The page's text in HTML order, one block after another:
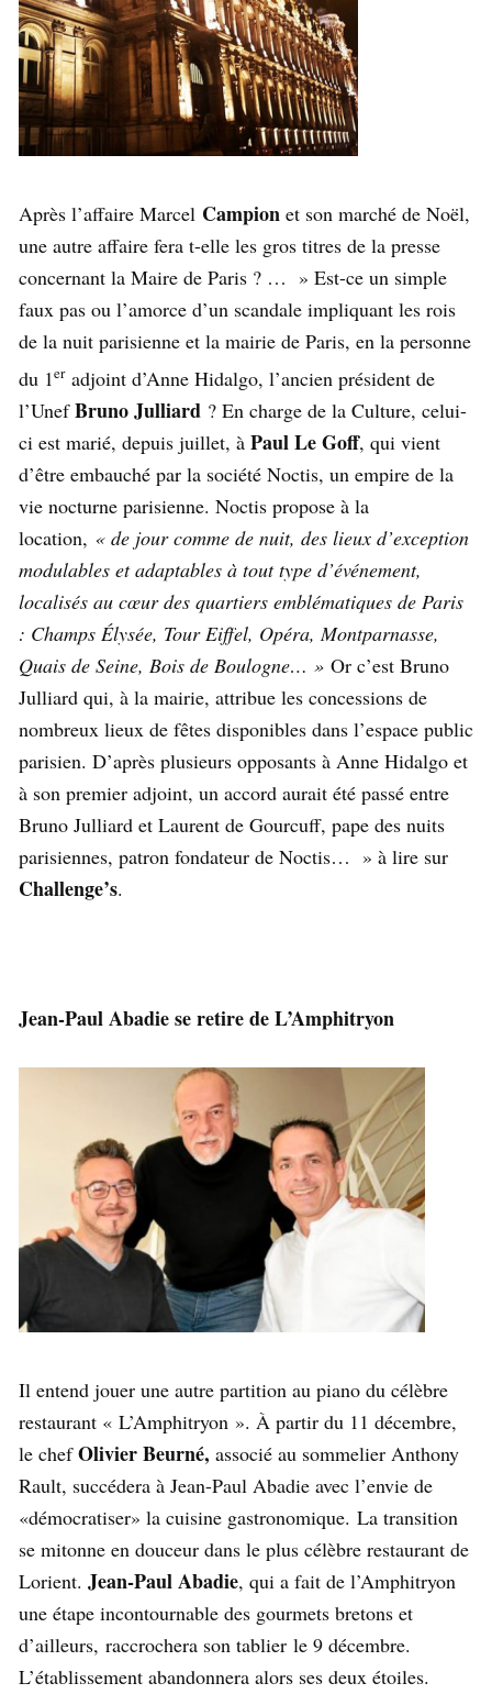
Après l’affaire Marcel Campion et son marché de Noël,
une autre affaire fera t-elle les gros titres de la presse
concernant la Maire de Paris ? … » Est-ce un simple
faux pas ou l’amorce d’un scandale impliquant les rois
de la nuit parisienne et la mairie de Paris, en la personne
du 1eradjoint d’Anne Hidalgo, l’ancien président de
l’UnefBruno Julliard ? En charge de la Culture, celui-
ci est marié, depuis juillet, à Paul Le Goff, qui vient
d’être embauché par la société Noctis, un empire de la
vie nocturne parisienne. Noctis propose à la
location, « de jour comme de nuit, des lieux d’exception
modulables et adaptables à tout type d’événement,
localisés au cœur des quartiers emblématiques de Paris
: Champs Élysée, Tour Eiffel, Opéra, Montparnasse,
Quais de Seine, Bois de Boulogne… » Or c’est Bruno
Julliard qui, à la mairie, attribue les concessions de
nombreux lieux de fêtes disponibles dans l’espace public
parisien. D’après plusieurs opposants à Anne Hidalgo et
à son premier adjoint, un accord aurait été passé entre
Bruno Julliard et Laurent de Gourcuff, pape des nuits
parisiennes, patron fondateur de Noctis… » à lire sur
Challenge’s.
Jean-Paul Abadie se retire de L’Amphitryon
Il entend jouer une autre partition au piano du célèbre
restaurant « L’Amphitryon ». À partir du 11 décembre,
le chefOlivier Beurné, associé au sommelier Anthony
Rault, succédera à Jean-Paul Abadie avec l’envie de
«démocratiser» la cuisine gastronomique. La transition
se mitonne en douceur dans le plus célèbre restaurant de
Lorient. Jean-Paul Abadie, qui a fait de l’Amphitryon
une étape incontournable des gourmets bretons et
d’ailleurs, raccrochera son tablier le 9 décembre.
L’établissement abandonnera alors ses deux étoiles.